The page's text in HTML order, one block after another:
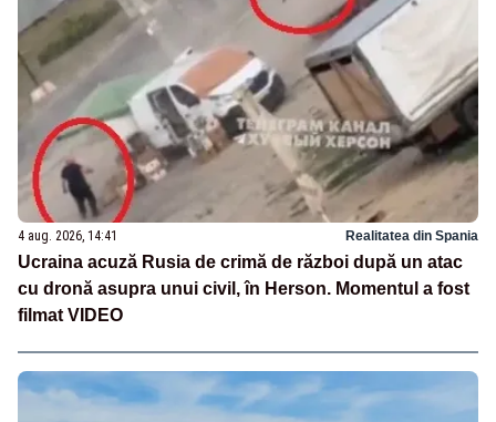
4 aug. 2026, 14:41 Realitatea din Spania
Ucraina acuză Rusia de crimă de război după un atac
cu dronă asupra unui civil, în Herson. Momentul a fost
filmat VIDEO